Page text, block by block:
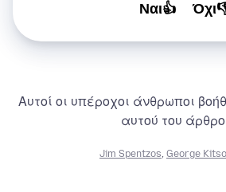
Ναι👍
Αυτοί οι υπέροχοι άνθρωποι
αυτού του
Jim Spentzos, George